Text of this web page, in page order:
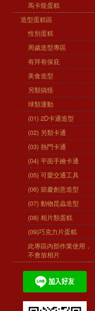
馬卡龍蛋糕
造型蛋糕區
性別蛋糕
周歲造型專區
有拜有保庇
美食造型
另類搞怪
球類運動
(01) 2D卡通造型
(02) 另類卡通
(03) 熱門卡通
(04) 平面手繪卡通
(05) 可愛交通工具
(06) 節慶創意造型
(07) 動物昆蟲造型
(08) 相片類蛋糕
(09)巧克力片蛋糕
此專區內部作業使用，
不會放相片